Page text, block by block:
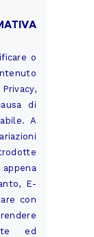
o
di
A
E-
con
ed